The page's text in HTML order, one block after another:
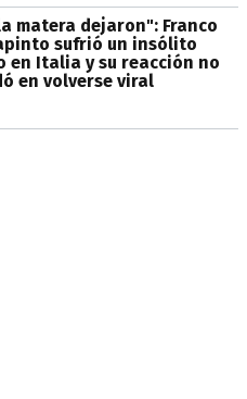
matera dejaron": Franco
sufrió un insólito
en Italia y su reacción no
en volverse viral